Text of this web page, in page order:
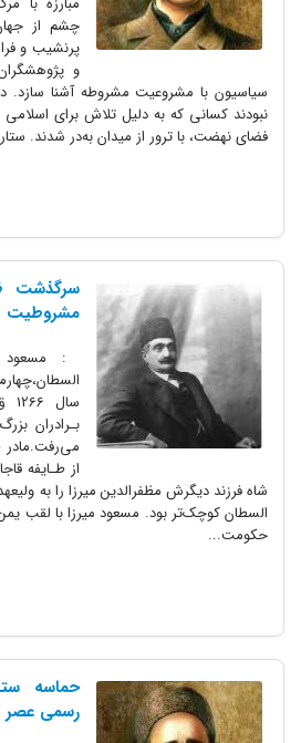
چشم از
پرنشیب و
و
سیاسیون با مشروعیت مشروطه آشنا سازد.
نبودند کسانی که به دلیل تلاش برای اسلامی
فضای نهضت، با ترور از میدان به‌در شدند.
سرگذشت
مشروطیت
: مسعود
سال
بـرادران
می‌رفت.مادر‌
از‌ طـایفه
شاه فرزند دیگرش مظفرالدین میرزا را به
السطان کوچک‌تر بود. مسعود میرزا با لقب یمن‌
حکومت...
حماسه
رسمی عصر